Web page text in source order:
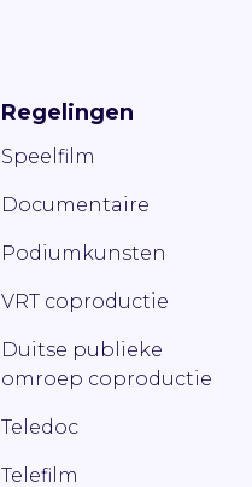
Regelingen
Speelfilm
Documentaire
Podiumkunsten
VRT coproductie
Duitse publieke
omroep coproductie
Teledoc
Telefilm